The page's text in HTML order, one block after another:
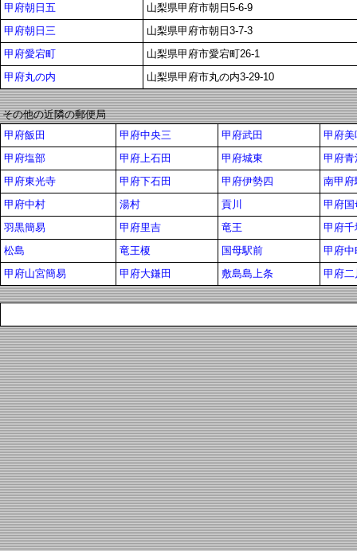
甲府朝日五
山梨県甲府市朝日5-6-9
甲府朝日三
山梨県甲府市朝日3-7-3
甲府愛宕町
山梨県甲府市愛宕町26-1
甲府丸の内
山梨県甲府市丸の内3-29-10
その他の近隣の郵便局
甲府飯田
甲府中央三 甲府武田
甲府美
甲府塩部
甲府上石田 甲府城東
甲府青
甲府東光寺
甲府下石田 甲府伊勢四
南甲府
甲府中村
湯村 貢川
甲府国
羽黒簡易
甲府里吉 竜王
甲府千
松島
竜王榎 国母駅前
甲府中
甲府山宮簡易
甲府大鎌田 敷島島上条 甲府二